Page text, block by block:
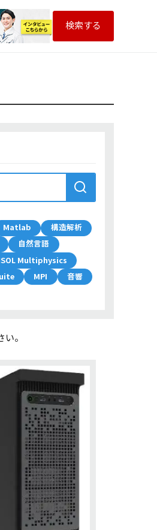
検索する
Matlab
構造解析
自然言語
Multiphysics
MPI
音響
。